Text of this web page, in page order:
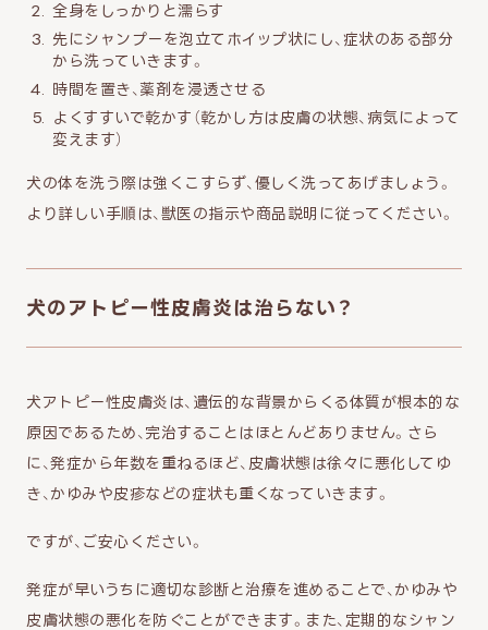
全身をしっかりと濡らす
先にシャンプーを泡立てホイップ状にし、症状のある部分
から洗っていきます。
時間を置き、薬剤を浸透させる
よくすすいで乾かす（乾かし方は皮膚の状態、病気によって
変えます）
犬の体を洗う際は強くこすらず、優しく洗ってあげましょう。
より詳しい手順は、獣医の指示や商品説明に従ってください。
犬のアトピー性皮膚炎は治らない？
犬アトピー性皮膚炎は、遺伝的な背景からくる体質が根本的な
原因であるため、完治することはほとんどありません。さら
に、発症から年数を重ねるほど、皮膚状態は徐々に悪化してゆ
き、かゆみや皮疹などの症状も重くなっていきます。
ですが、ご安心ください。
発症が早いうちに適切な診断と治療を進めることで、かゆみや
皮膚状態の悪化を防ぐことができます。また、定期的なシャン